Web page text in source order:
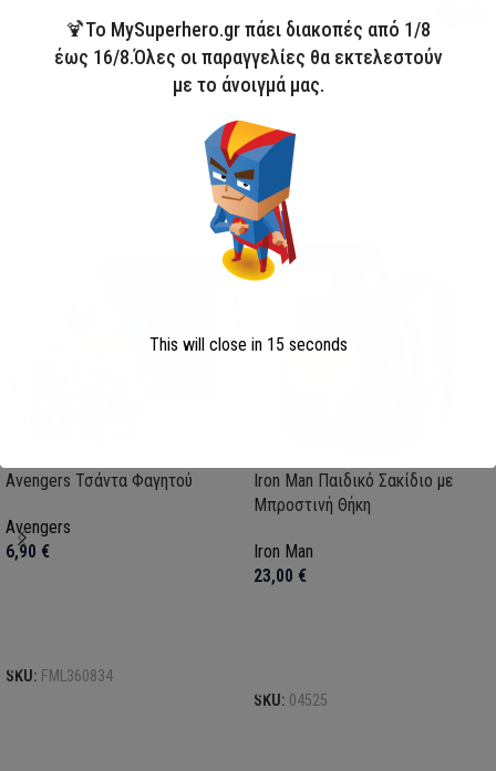
Επιλογή
SKU:AVE23-0281
My Super Hero
Σχετικά Προϊόντα
Avengers Τσάντα Φαγητού
Avengers
6,90 €
SKU: FML360834
Άμεσα διαθέσιμο
Iron Man Παιδικό Σακίδιο με
Μπροστινή Θήκη
Iron Man
23,00 €
SKU: 04525
🍹Το MySuperhero.gr πάει διακοπές από 1/8
έως 16/8.Όλες οι παραγγελίες θα εκτελεστούν
με το άνοιγμά μας.
This will close in 15 seconds